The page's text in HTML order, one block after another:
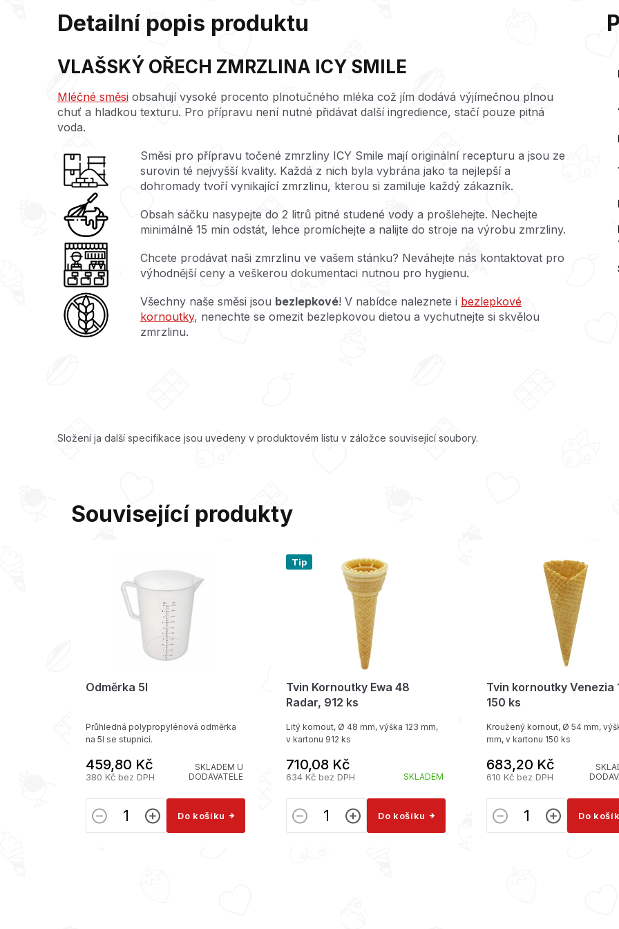
Detailní popis produktu
VLAŠSKÝ OŘECH ZMRZLINA ICY SMILE
Mléčné směsi obsahují vysoké procento plnotučného mléka což jím dodává výjímečnou plnou
chuť a hladkou texturu. Pro přípravu není nutné přidávat další ingredience, stačí pouze pitná
voda.
Směsi pro přípravu točené zmrzliny ICY Smile mají originální recepturu a jsou ze
surovin té nejvyšší kvality. Každá z nich byla vybrána jako ta nejlepší a
dohromady tvoří vynikající zmrzlinu, kterou si zamiluje každý zákazník.
Obsah sáčku nasypejte do 2 litrů pitné studené vody a prošlehejte. Nechejte
minimálně 15 min odstát, lehce promíchejte a nalijte do stroje na výrobu zmrzliny.
Chcete prodávat naši zmrzlinu ve vašem stánku? Neváhejte nás kontaktovat pro
výhodnější ceny a veškerou dokumentaci nutnou pro hygienu.
Všechny naše směsi jsou bezlepkové! V nabídce naleznete i bezlepkové
kornoutky, nenechte se omezit bezlepkovou dietou a vychutnejte si skvělou
zmrzlinu.
Složení ja další specifikace jsou uvedeny v produktovém listu v záložce související soubory.
Související produkty
Odměrka 5l
SKLADEM U
DODAVATELE
380 Kč bez DPH
459,80 Kč
Do košíku
Průhledná polypropylénová odměrka
na 5l se stupnicí.
Tip
Tvin Kornoutky Ewa 48
Radar, 912 ks
SKLADEM
634 Kč bez DPH
710,08 Kč
Do košíku
Litý kornout, Ø 48 mm, výška 123 mm,
v kartonu 912 ks
Tvin kornoutky Venezia
150 ks
610 Kč bez DPH
683,20 Kč
Do
Kroužený kornout, Ø 54 mm,
mm, v kartonu 150 ks